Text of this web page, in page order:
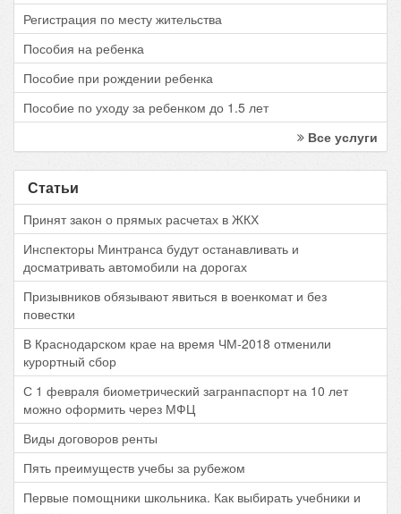
Регистрация по месту жительства
Пособия на ребенка
Пособие при рождении ребенка
Пособие по уходу за ребенком до 1.5 лет
Все услуги
Статьи
Принят закон о прямых расчетах в ЖКХ
Инспекторы Минтранса будут останавливать и
досматривать автомобили на дорогах
Призывников обязывают явиться в военкомат и без
повестки
В Краснодарском крае на время ЧМ-2018 отменили
курортный сбор
С 1 февраля биометрический загранпаспорт на 10 лет
можно оформить через МФЦ
Виды договоров ренты
Пять преимуществ учебы за рубежом
Первые помощники школьника. Как выбирать учебники и